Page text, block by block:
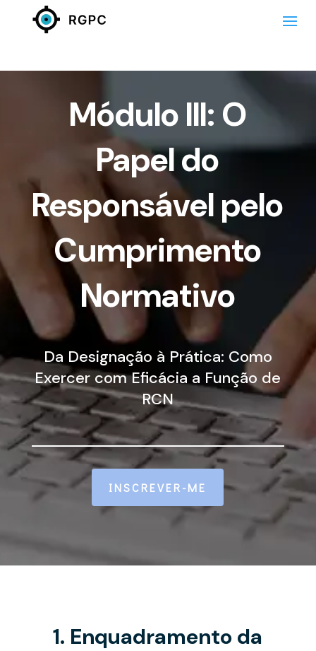
Módulo III: O
Papel do
Responsável pelo
Cumprimento
Normativo
Da Designação à Prática: Como
Exercer com Eficácia a Função de
RCN
INSCREVER-ME
1. Enquadramento da